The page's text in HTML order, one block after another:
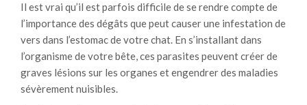
Il est vrai qu’il est parfois difficile de se rendre compte de
l’importance des dégâts que peut causer une infestation de
vers dans l’estomac de votre chat. En s’installant dans
l’organisme de votre bête, ces parasites peuvent créer de
graves lésions sur les organes et engendrer des maladies
sévèrement nuisibles.